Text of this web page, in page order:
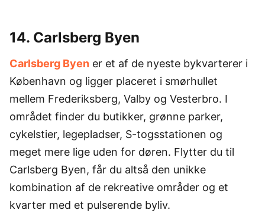
14. Carlsberg Byen
Carlsberg Byen er et af de nyeste bykvarterer i
København og ligger placeret i smørhullet
mellem Frederiksberg, Valby og Vesterbro. I
området finder du butikker, grønne parker,
cykelstier, legepladser, S-togsstationen og
meget mere lige uden for døren. Flytter du til
Carlsberg Byen, får du altså den unikke
kombination af de rekreative områder og et
kvarter med et pulserende byliv.